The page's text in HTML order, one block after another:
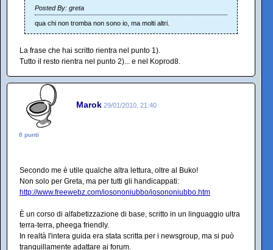
Posted By: greta
qua chi non tromba non sono io, ma molti altri.
La frase che hai scritto rientra nel punto 1).
Tutto il resto rientra nel punto 2)... e nel Koprod8.
Marok 29/01/2010, 21:40
0 punti
Secondo me è utile qualche altra lettura, oltre al Buko!
Non solo per Greta, ma per tutti gli handicappati:
http://www.freewebz.com/iosononiubbo/iosononiubbo.htm
È un corso di alfabetizzazione di base, scritto in un linguaggio ultra
terra-terra, pheega friendly.
In realtà l'intera guida era stata scritta per i newsgroup, ma si può
tranquillamente adattare ai forum.